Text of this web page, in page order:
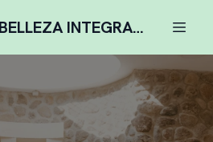
LUZVERT SPA DE BELLEZA INTEGRAL COMPLENTARIA